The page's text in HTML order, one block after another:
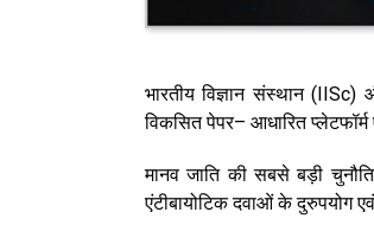
भारतीय विज्ञान संस्थान
विकसित पेपर– आधारित
मानव जाति की सबसे बड़ी
एंटीबायोटिक दवाओं के दुरुपयोग